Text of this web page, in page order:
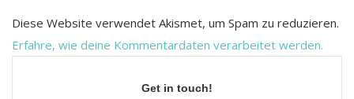
Diese Website verwendet Akismet, um Spam zu reduzieren.
Erfahre, wie deine Kommentardaten verarbeitet werden.
Get in touch!